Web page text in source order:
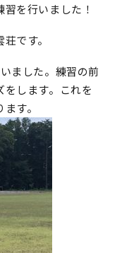
を行いました！
です。
ました。練習の前
します。これを
す。